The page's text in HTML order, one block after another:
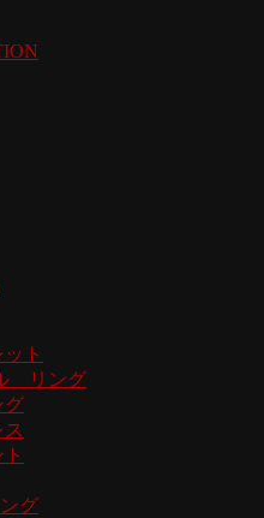
ト
リング
グ